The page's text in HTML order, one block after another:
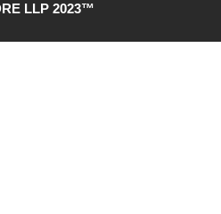
LLP 2023™